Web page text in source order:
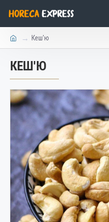
Кеш'ю
КЕШ'Ю